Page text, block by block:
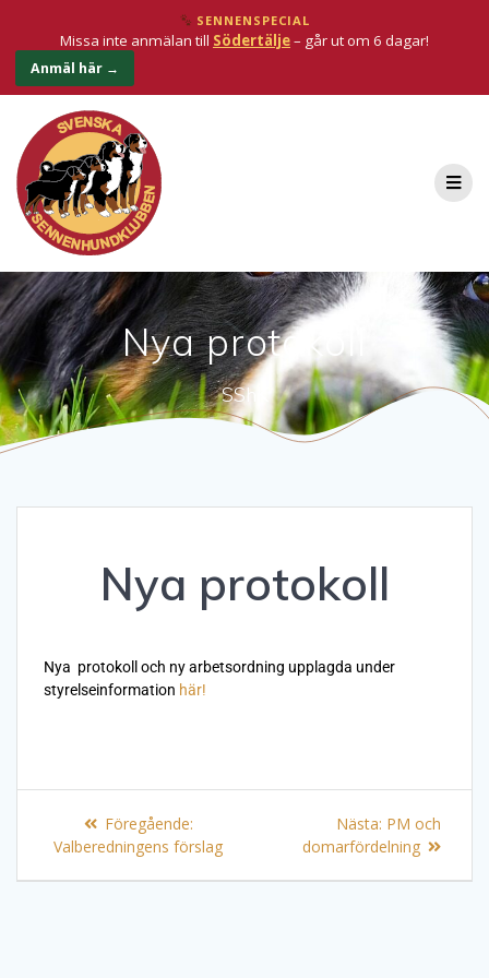
Nya protokoll
SShK
Nya protokoll
Nya protokoll och ny arbetsordning upplagda under
styrelseinformation här!
Föregående:
Valberedningens förslag
Nästa: PM och
domarfördelning
SENNENSPECIAL
Missa inte anmälan till Södertälje– går ut om 6 dagar!
Anmäl här →